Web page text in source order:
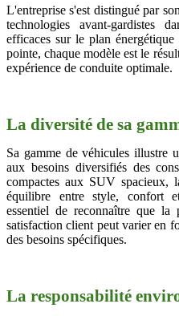
L'entreprise s'est distingué par
technologies avant-gardistes
efficaces sur le plan
pointe, chaque modèle est le
expérience de conduite optimale.
La diversité de sa
Sa gamme de véhicules illustre
aux besoins diversifiés des
compactes aux SUV spacieux,
équilibre entre style, confort
essentiel de reconnaître que
satisfaction client peut varier en
des besoins spécifiques.
La responsabilité